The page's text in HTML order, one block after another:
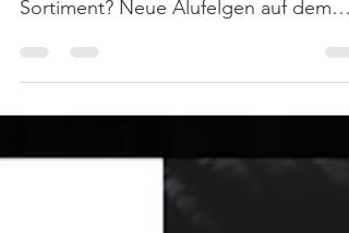
Felgenhersteller haben Neuheiten im
Sortiment? Neue Alufelgen auf dem